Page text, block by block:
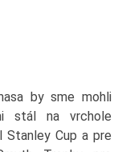
by sme mohli
stál na vrchole
Stanley Cup a pre